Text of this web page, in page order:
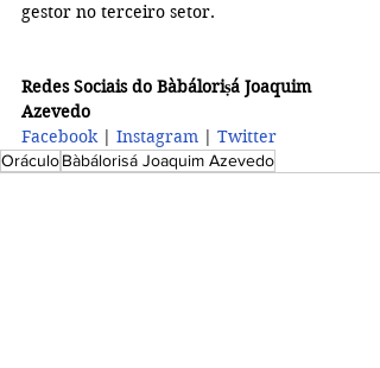
gestor no terceiro setor.
Redes Sociais do Bàbáloriṣá Joaquim
Azevedo
Facebook
Instagram Twitter
OráculoBàbálorisá Joaquim Azevedo